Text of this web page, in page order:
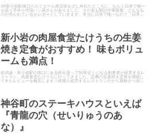
JR新小岩駅南口のルミエール商店街を少し外れたところに、なんと日本で唯一
を謳う手作り中国パン屋さんがありました。その名も劉記中華面食。どんなも
のが売られているかレポートしていきます。本当に日本で唯一なの？「日本で
新小岩の肉屋食堂たけうちの生姜
焼き定食がおすすめ！ 味もボリュ
ームも満点！
総武線・新小岩駅の南口にある肉を扱って50年近くになる創業者が経営するレ
ストラン、肉屋食堂たけうちに行ってきました。定番の生姜焼き定食を堪能し
てきたレビューを報告します！肉屋が経営するレストランだから新鮮かつ安心
神谷町のステーキハウスといえば
『青龍の穴（せいりゅうのあ
な）』